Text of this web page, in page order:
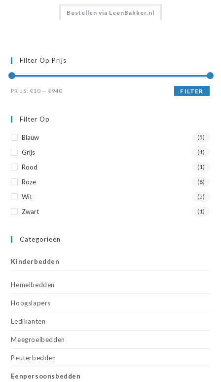
Bestellen via LeenBakker.nl
Filter Op Prijs
Min.
Max.
FILTER
PRIJS:€10 —€940
Filter Op
Blauw (5)
Grijs (1)
Rood (1)
Roze (8)
Wit (5)
Zwart (1)
Categorieën
Kinderbedden
Hemelbedden
Hoogslapers
Ledikanten
Meegroeibedden
Peuterbedden
Eenpersoonsbedden